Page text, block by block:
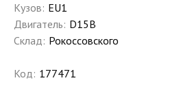
Кузов: EU1
Двигатель: D15B
Склад: Рокоссовского
Код: 177471